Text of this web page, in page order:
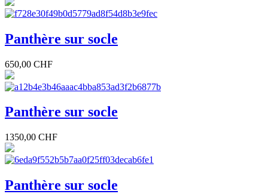
Panthère sur socle
650,00 CHF
Panthère sur socle
1350,00 CHF
Panthère sur socle